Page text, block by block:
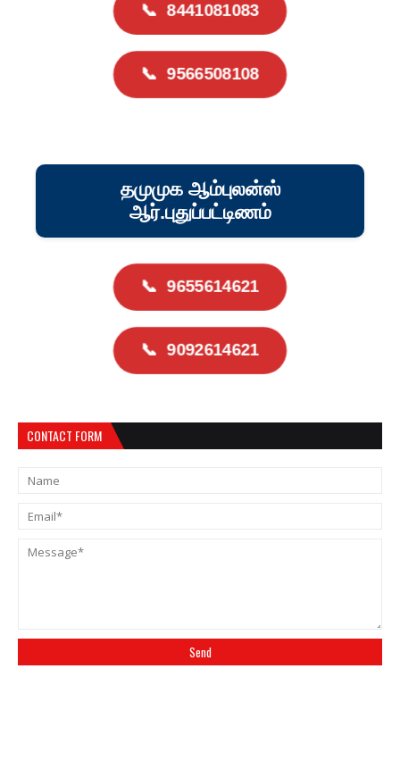
📞 8441081083
📞 9566508108
தமுமுக ஆம்புலன்ஸ்
ஆர்.புதுப்பட்டிணம்
📞 9655614621
📞 9092614621
CONTACT FORM